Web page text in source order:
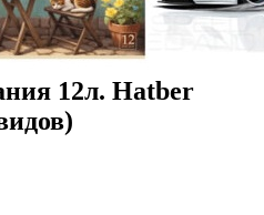
12л. Hatber